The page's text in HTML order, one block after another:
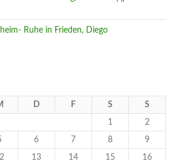
Ruhe in Frieden, Diego
D F S S
1 2
6 7 8 9
13 14 15 16